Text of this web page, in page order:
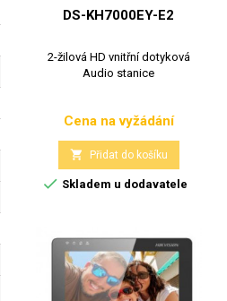
DS-KH7000EY-E2
2-žilová HD vnitřní dotyková
Audio stanice
Cena
Cena na vyžádání
 Přidat do košíku
 Skladem u dodavatele